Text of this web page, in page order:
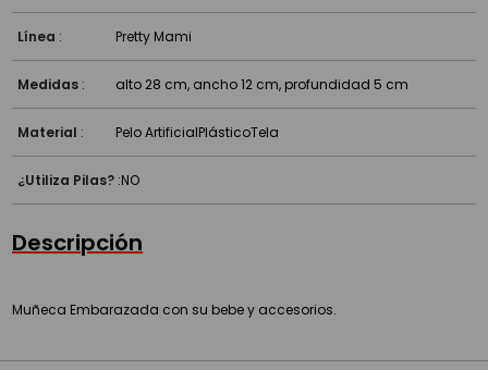
Línea : Pretty Mami
Medidas : alto 28 cm, ancho 12 cm, profundidad 5 cm
Material : Pelo ArtificialPlásticoTela
¿Utiliza Pilas? :NO
Descripción
Muñeca Embarazada con su bebe y accesorios.